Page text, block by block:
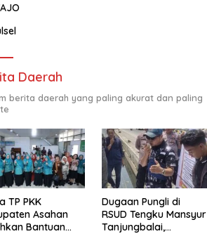
Daerah
berita daerah yang paling akurat dan paling
TP PKK
Asahan
Bantuan
Dugaan Pungli di
RSUD Tengku Mansyur
Tanjungbalai,